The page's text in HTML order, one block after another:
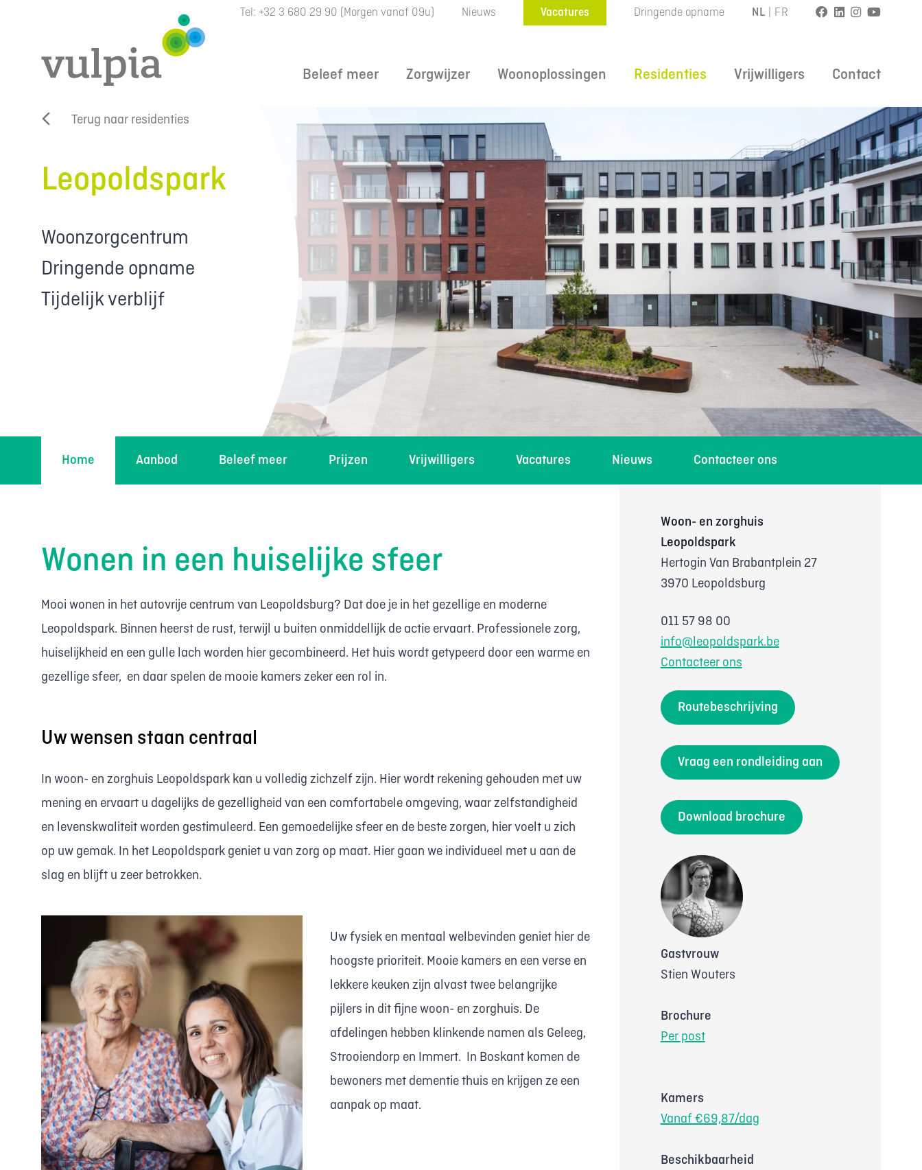
Tel: +32 3 680 29 90 (Morgen vanaf 09u) Nieuws Vacatures Dringende opname NL FR
Beleef meer Zorgwijzer Woonoplossingen Residenties Vrijwilligers Contact
Terug naar residenties
Leopoldspark
Woonzorgcentrum
Dringende opname
Tijdelijk verblijf
Home Aanbod Beleef meer Prijzen Vrijwilligers Vacatures Nieuws Contacteer ons
Wonen in een huiselijke sfeer
Mooi wonen in het autovrije centrum van Leopoldsburg? Dat doe je in het gezellige en moderne
Leopoldspark. Binnen heerst de rust, terwijl u buiten onmiddellijk de actie ervaart. Professionele zorg,
huiselijkheid en een gulle lach worden hier gecombineerd. Het huis wordt getypeerd door een warme en
gezellige sfeer, en daar spelen de mooie kamers zeker een rol in.
Uw wensen staan centraal
In woon- en zorghuis Leopoldspark kan u volledig zichzelf zijn. Hier wordt rekening gehouden met uw
mening en ervaart u dagelijks de gezelligheid van een comfortabele omgeving, waar zelfstandigheid
en levenskwaliteit worden gestimuleerd. Een gemoedelijke sfeer en de beste zorgen, hier voelt u zich
op uw gemak. In het Leopoldspark geniet u van zorg op maat. Hier gaan we individueel met u aan de
slag en blijft u zeer betrokken.
Uw fysiek en mentaal welbevinden geniet hier de
hoogste prioriteit. Mooie kamers en een verse en
lekkere keuken zijn alvast twee belangrijke
pijlers in dit fijne woon- en zorghuis. De
afdelingen hebben klinkende namen als Geleeg,
Strooiendorp en Immert. In Boskant komen de
bewoners met dementie thuis en krijgen ze een
aanpak op maat.
Woon- en zorghuis
Leopoldspark
Hertogin Van Brabantplein 27
3970 Leopoldsburg
011 57 98 00
info@leopoldspark.be
Contacteer ons
Routebeschrijving
Vraag een rondleiding aan
Download brochure
Gastvrouw
Stien Wouters
Brochure
Per post
Kamers
Vanaf €69,87/dag
Beschikbaarheid